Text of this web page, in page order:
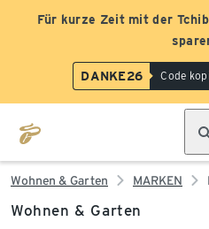
Für kurze Zeit mit der
DANKE26 Code
Wohnen & Garten MARKEN
Wohnen & Garten